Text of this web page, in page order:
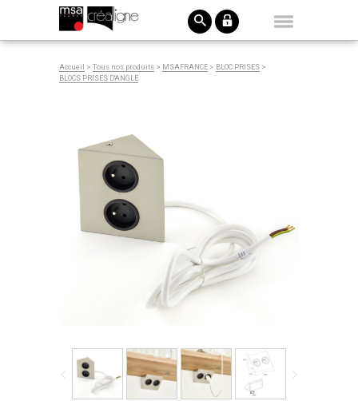
Accueil > Tous nos produits > MSAFRANCE > BLOC PRISES >
BLOCS PRISES D'ANGLE